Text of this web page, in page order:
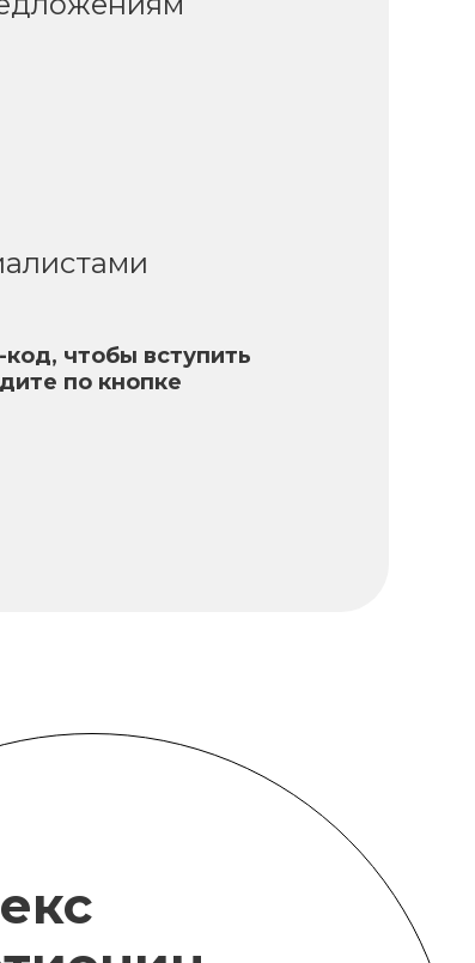
чтобы вступить
по кнопке